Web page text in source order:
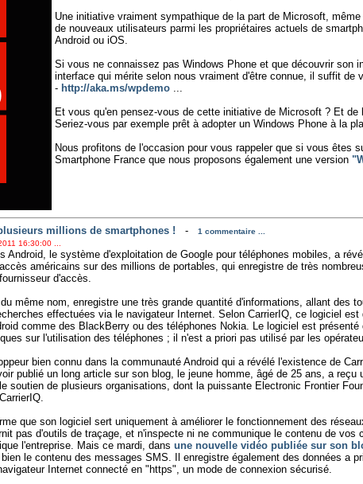
Une initiative vraiment sympathique de la part de Microsoft,
de nouveaux utilisateurs parmi les propriétaires actuels de
Android ou iOS.
Si vous ne connaissez pas Windows Phone et que découvrir son
interface qui mérite selon nous vraiment d'être connue, il suffit de
- http://aka.ms/wpdemo...
Et vous qu'en pensez-vous de cette initiative de Microsoft ? Et de
Seriez-vous par exemple prêt à adopter un Windows Phone à la
Nous profitons de l'occasion pour vous rappeler que si vous êtes
Smartphone France que nous proposons également une version
millions de smartphones ! -
1 commentaire ...
16:30:00 ...
Android, le système d'exploitation de Google pour téléphones mobiles, a
américains sur des millions de portables, qui enregistre de très
d'accès.
même nom, enregistre une très grande quantité d'informations, allant des
effectuées via le navigateur Internet. Selon CarrierIQ, ce logiciel
comme des BlackBerry ou des téléphones Nokia. Le logiciel est
sur l'utilisation des téléphones ; il n'est a priori pas utilisé par les
bien connu dans la communauté Android qui a révélé l'existence de
publié un long article sur son blog, le jeune homme, âgé de 25 ans, a
soutien de plusieurs organisations, dont la puissante Electronic Frontier
que son logiciel sert uniquement à améliorer le fonctionnement des
pas d'outils de traçage, et n'inspecte ni ne communique le contenu de vos
l'entreprise. Mais ce mardi, dans une nouvelle vidéo publiée sur son
le contenu des messages SMS. Il enregistre également des données a
Internet connecté en "https", un mode de connexion sécurisé.